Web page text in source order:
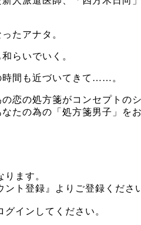
たアナタ。
らいでいく。
時間も近づいてきて……。
恋の処方箋がコンセプトの
たの為の「処方箋男子」を
ます。
ト登録』よりご登録くださ
インしてください。